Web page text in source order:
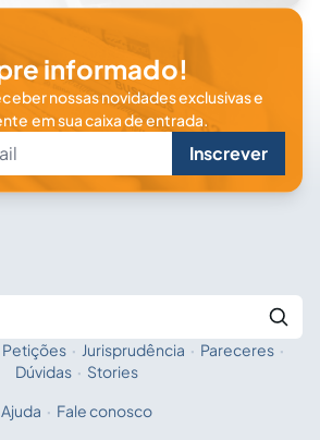
informado!
nossas novidades exclusivas e
em sua caixa de entrada.
Inscrever
Fale com a IA
Petições · Jurisprudência · Pareceres ·
Dúvidas · Stories
Ajuda · Fale conosco